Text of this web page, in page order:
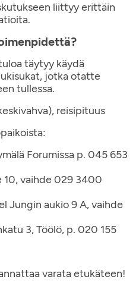
liittyy erittäin
täytyy käydä
jotka otatte
tullessa.
reisipituus
Forumissa p. 045 653
10, vaihde 029 3400
Jungin aukio 9 A, vaihde
3, Töölö, p. 020 155
varata etukäteen!